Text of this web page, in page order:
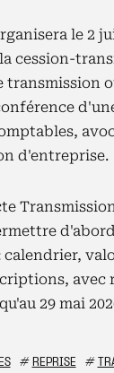
le 2
cession-
transmission
d'entreprise.
calendrier,
avec
29 mai
# REPRISE #